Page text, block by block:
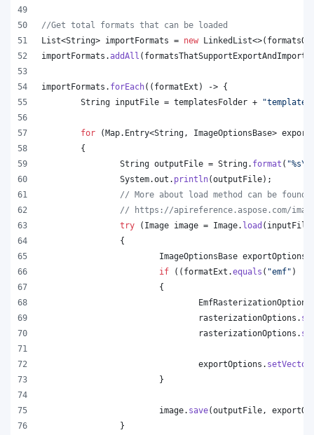
//Get total formats that can be loaded
List<String> importFormats = new LinkedList<>(
importFormats .addAll ( formatsThatSupportExportAndImport
importFormats . forEach(( formatExt ) -> {
String inputFile = templatesFolder +
for (Map. Entry<String , ImageOptionsBase>
	{
String outputFile = String. format ( "%s\\
System.out . println(outputFile);
// More about load method can be found
// https://apireference.aspose.com/
try ( Image image = Image. load ( inputFile
		{
ImageOptionsBase exportOptions
if (( formatExt .equals ( "emf" )
			{
EmfRasterizationOptions
rasterizationOptions .
rasterizationOptions .
exportOptions .
			}
image. save(outputFile ,
		}